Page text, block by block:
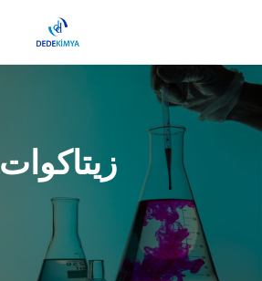
زيتاكوات